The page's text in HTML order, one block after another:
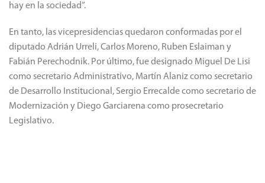
hay en la sociedad”.
En tanto, las vicepresidencias quedaron conformadas por el
diputado Adrián Urreli, Carlos Moreno, Ruben Eslaiman y
Fabián Perechodnik. Por último, fue designado Miguel De Lisi
como secretario Administrativo, Martín Alaniz como secretario
de Desarrollo Institucional, Sergio Errecalde como secretario de
Modernización y Diego Garciarena como prosecretario
Legislativo.